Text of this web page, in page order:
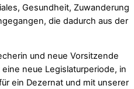
Gesundheit, Zuwanderung
die dadurch aus der
und neue Vorsitzende
neue Legislaturperiode, in
ein Dezernat und mit unserer